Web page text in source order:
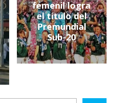
femenil logra
el título del
Premundial
Sub-20